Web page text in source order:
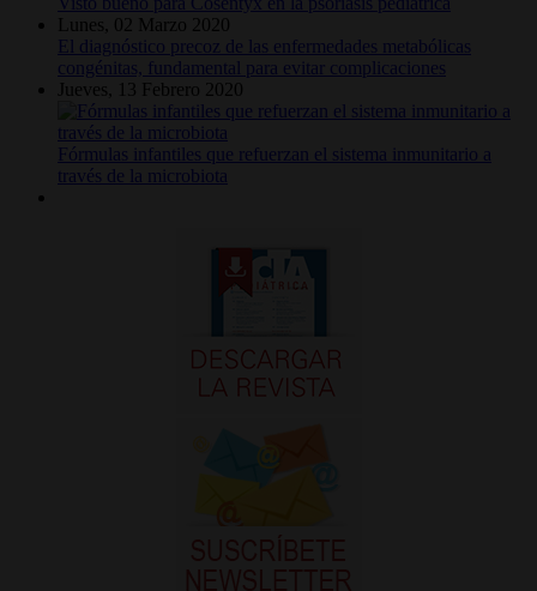
Lunes, 02 Marzo 2020
El diagnóstico precoz de las enfermedades metabólicas
congénitas, fundamental para evitar complicaciones
Jueves, 13 Febrero 2020
Fórmulas infantiles que refuerzan el sistema inmunitario a
través de la microbiota